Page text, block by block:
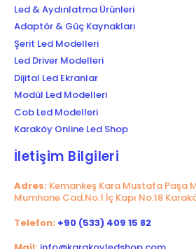
Led & Aydınlatma Ürünleri
Adaptör & Güç Kaynakları
Şerit Led Modelleri
Led Driver Modelleri
Dijital Led Ekranlar
Modül Led Modelleri
Cob Led Modelleri
Karaköy Online Led Shop
İletişim Bilgileri
Adres: Kemankeş Kara Mustafa Paşa
Mumhane Cad.No:1 İç Kapı No:18
Telefon: +90 (533) 409 15 82